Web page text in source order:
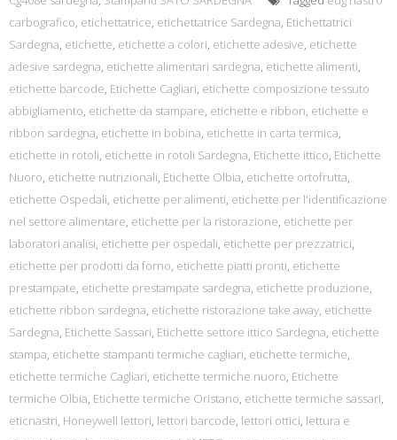
carbografico, etichettatrice, etichettatrice Sardegna, Etichettatrici
Sardegna, etichette, etichette a colori, etichette adesive, etichette
adesive sardegna, etichette alimentari sardegna, etichette alimenti,
etichette barcode, Etichette Cagliari, etichette composizione tessuto
abbigliamento, etichette da stampare, etichette e ribbon, etichette e
ribbon sardegna, etichette in bobina, etichette in carta termica,
etichette in rotoli, etichette in rotoli Sardegna, Etichette ittico, Etichette
Nuoro, etichette nutrizionali, Etichette Olbia, etichette ortofrutta,
etichette Ospedali, etichette per alimenti, etichette per l'identificazione
nel settore alimentare, etichette per la ristorazione, etichette per
laboratori analisi, etichette per ospedali, etichette per prezzatrici,
etichette per prodotti da forno, etichette piatti pronti, etichette
prestampate, etichette prestampate sardegna, etichette produzione,
etichette ribbon sardegna, etichette ristorazione take away, etichette
Sardegna, Etichette Sassari, Etichette settore ittico Sardegna, etichette
stampa, etichette stampanti termiche cagliari, etichette termiche,
etichette termiche Cagliari, etichette termiche nuoro, Etichette
termiche Olbia, Etichette termiche Oristano, etichette termiche sassari,
eticnastri, Honeywell lettori, lettori barcode, lettori ottici, lettura e